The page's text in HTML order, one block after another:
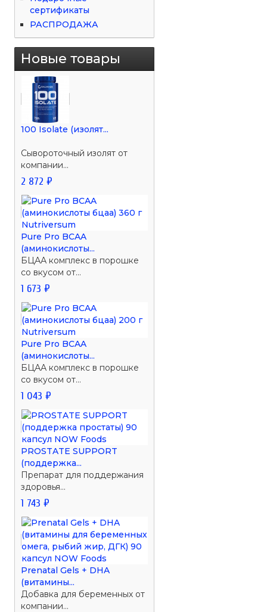
сертификаты
РАСПРОДАЖА
Новые товары
100 Isolate (изолят...
Сывороточный изолят от
компании...
2 872 ₽
Pure Pro BCAA
(аминокислоты...
БЦАА комплекс в порошке
со вкусом от...
1 673 ₽
Pure Pro BCAA
(аминокислоты...
БЦАА комплекс в порошке
со вкусом от...
1 043 ₽
PROSTATE SUPPORT
(поддержка...
Препарат для поддержания
здоровья...
1 743 ₽
Prenatal Gels + DHA
(витамины...
Добавка для беременных от
компании...